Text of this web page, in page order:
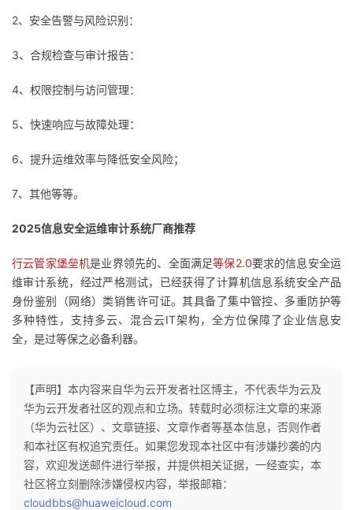
者
学
堂
我
的
课
程
我
的
认
证
我
的
实
验
我
的
收
藏
支
持
我
的
技
术
支
持
我
的
云
声
建
议
2、安全告警与风险识别：
3、合规检查与审计报告：
4、权限控制与访问管理：
5、快速响应与故障处理：
6、提升运维效率与降低安全风险；
7、其他等等。
2025信息安全运维审计系统厂商推荐
行云管家堡垒机是业界领先的、全面满足等保2.0要求的信息安全运
维审计系统，经过严格测试，已经获得了计算机信息系统安全产品
身份鉴别（网络）类销售许可证。其具备了集中管控、多重防护等
多种特性，支持多云、混合云IT架构，全方位保障了企业信息安
全，是过等保之必备利器。
【声明】本内容来自华为云开发者社区博主，不代表华为云及
华为云开发者社区的观点和立场。转载时必须标注文章的来源
（华为云社区）、文章链接、文章作者等基本信息，否则作者
和本社区有权追究责任。如果您发现本社区中有涉嫌抄袭的内
容，欢迎发送邮件进行举报，并提供相关证据，一经查实，本
社区将立刻删除涉嫌侵权内容，举报邮箱：
cloudbbs@huaweicloud.com